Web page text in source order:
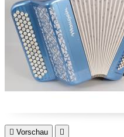
 Vorschau 